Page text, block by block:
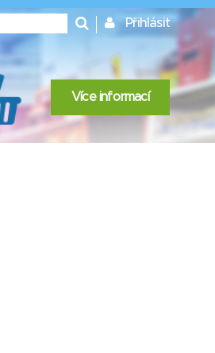
Přihlásit
Více informací